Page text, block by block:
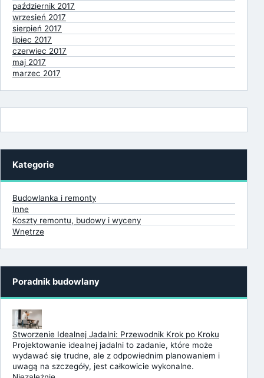
październik 2017
wrzesień 2017
sierpień 2017
lipiec 2017
czerwiec 2017
maj 2017
marzec 2017
Kategorie
Budowlanka i remonty
Inne
Koszty remontu, budowy i wyceny
Wnętrze
Poradnik budowlany
Stworzenie Idealnej Jadalni: Przewodnik Krok po Kroku
Projektowanie idealnej jadalni to zadanie, które może
wydawać się trudne, ale z odpowiednim planowaniem i
uwagą na szczegóły, jest całkowicie wykonalne.